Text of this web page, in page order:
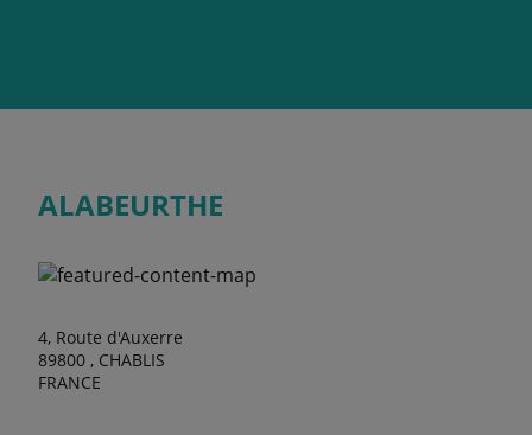
ALABEURTHE
4, Route d'Auxerre
89800 , CHABLIS
FRANCE